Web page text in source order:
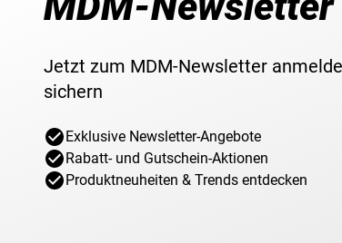
Jetzt zum MDM-Newsletter
sichern
Exklusive Newsletter-Angebote
Rabatt- und Gutschein-Aktionen
Produktneuheiten & Trends entdecken